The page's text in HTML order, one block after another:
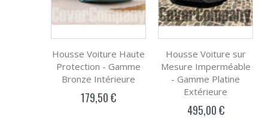
Housse Voiture Haute
Protection - Gamme
Bronze Intérieure
179,50 €
Housse Voiture sur
Mesure Imperméable
- Gamme Platine
Extérieure
495,00 €